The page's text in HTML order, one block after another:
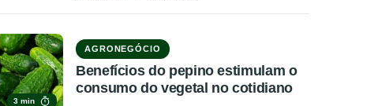
3 min
AGRONEGÓCIO
Benefícios do pepino estimulam o
consumo do vegetal no cotidiano